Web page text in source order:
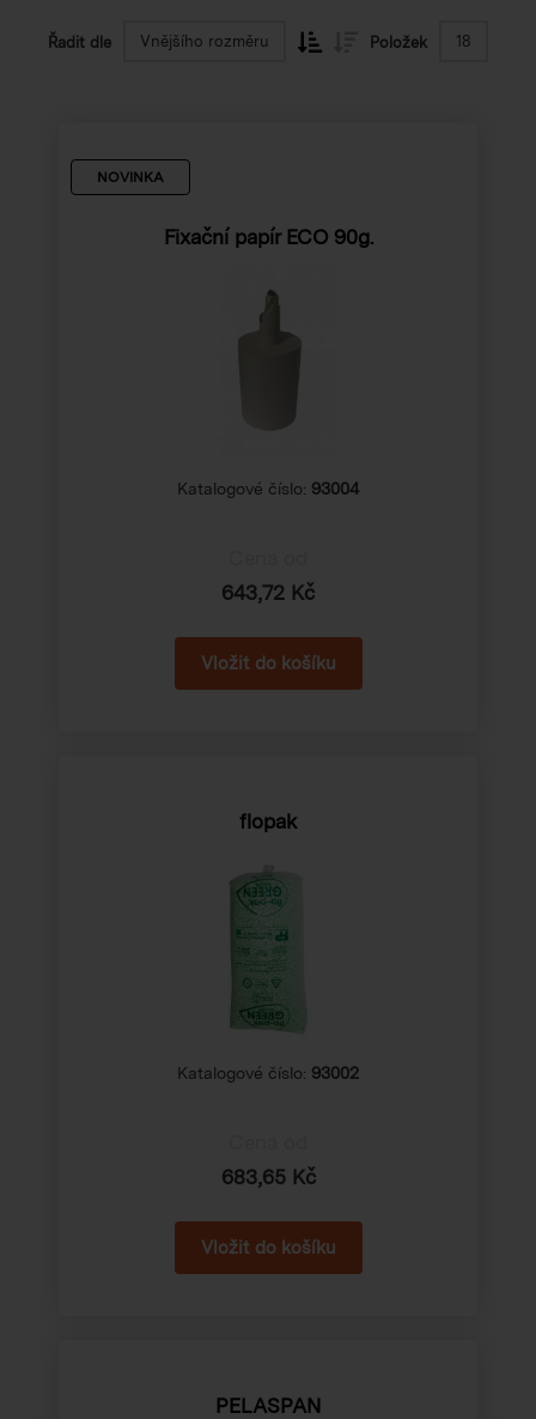
Řadit dle Vnějšího rozměru Položek 18
NOVINKA
Fixační papír ECO 90g.
Katalogové číslo: 93004
643,72 Kč
flopak
Katalogové číslo: 93002
683,65 Kč
PELASPAN